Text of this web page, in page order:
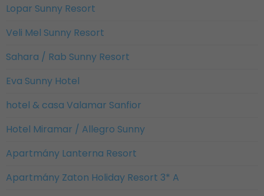
Lopar Sunny Resort
Veli Mel Sunny Resort
Sahara / Rab Sunny Resort
Eva Sunny Hotel
hotel & casa Valamar Sanfior
Hotel Miramar / Allegro Sunny
Apartmány Lanterna Resort
Apartmány Zaton Holiday Resort 3* A